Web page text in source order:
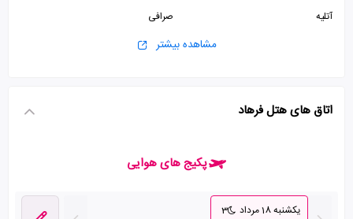
آتلیه
صرافی
زمین تنیس
اتاق بازی
مشاهده بیشتر
اتاق های هتل فرهاد
پکیج های هوایی
یکشنبه 18 مرداد
3